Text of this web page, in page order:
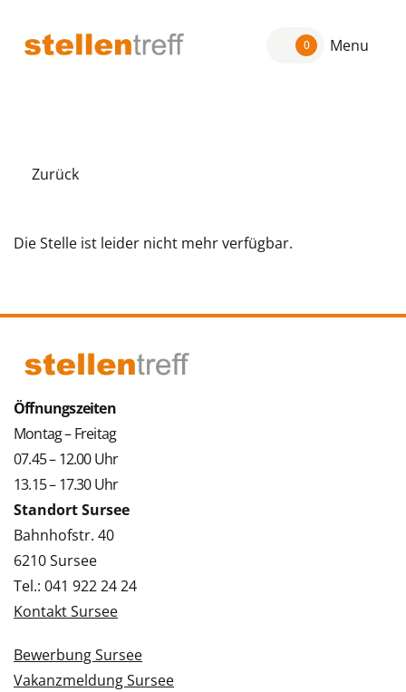
0 Menu
Zurück
Die Stelle ist leider nicht mehr verfügbar.
Öffnungszeiten
Montag – Freitag
07.45 – 12.00 Uhr
13.15 – 17.30 Uhr
Standort Sursee
Bahnhofstr. 40
6210 Sursee
Tel.: 041 922 24 24
Kontakt Sursee
Bewerbung Sursee
Vakanzmeldung Sursee